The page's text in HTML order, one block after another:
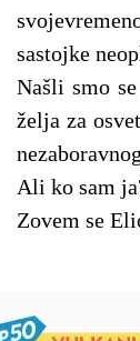
sastojke
Našli smo
želja za
Ali ko sam
Zovem se